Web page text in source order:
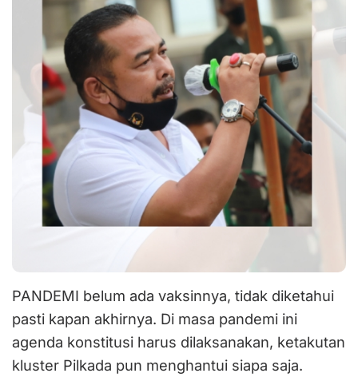
PANDEMI belum ada vaksinnya, tidak diketahui
pasti kapan akhirnya. Di masa pandemi ini
agenda konstitusi harus dilaksanakan, ketakutan
kluster Pilkada pun menghantui siapa saja.